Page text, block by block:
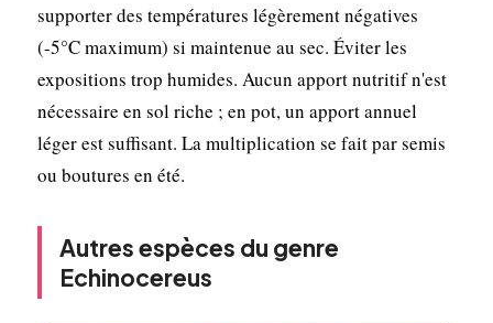
supporter des températures légèrement négatives
(-5°C maximum) si maintenue au sec. Éviter les
expositions trop humides. Aucun apport nutritif n'est
nécessaire en sol riche ; en pot, un apport annuel
léger est suffisant. La multiplication se fait par semis
ou boutures en été.
Autres espèces du genre
Echinocereus